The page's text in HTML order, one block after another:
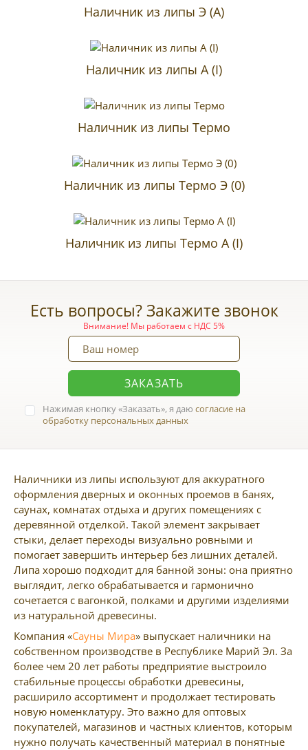
Наличник из липы Э (A)
Наличник из липы А (I)
Наличник из липы Термо
Наличник из липы Термо Э (0)
Наличник из липы Термо А (I)
Есть вопросы? Закажите звонок
Внимание! Мы работаем с НДС 5%
ЗАКАЗАТЬ
Нажимая кнопку Заказать , я даюсогласие на
обработку персональных данных
Наличники из липы используют для аккуратного
оформления дверных и оконных проемов в банях,
саунах, комнатах отдыха и других помещениях с
деревянной отделкой. Такой элемент закрывает
стыки, делает переходы визуально ровными и
помогает завершить интерьер без лишних деталей.
Липа хорошо подходит для банной зоны: она приятно
выглядит, легко обрабатывается и гармонично
сочетается с вагонкой, полками и другими изделиями
из натуральной древесины.
Компания «Сауны Мира» выпускает наличники на
собственном производстве в Республике Марий Эл. За
более чем 20 лет работы предприятие выстроило
стабильные процессы обработки древесины,
расширило ассортимент и продолжает тестировать
новую номенклатуру. Это важно для оптовых
покупателей, магазинов и частных клиентов, которым
нужно получать качественный материал в понятные